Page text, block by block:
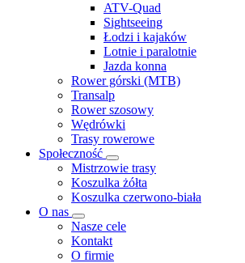
ATV-Quad
Sightseeing
Łodzi i kajaków
Lotnie i paralotnie
Jazda konna
Rower górski (MTB)
Transalp
Rower szosowy
Wędrówki
Trasy rowerowe
Społeczność
Mistrzowie trasy
Koszulka żółta
Koszulka czerwono-biała
O nas
Nasze cele
Kontakt
O firmie